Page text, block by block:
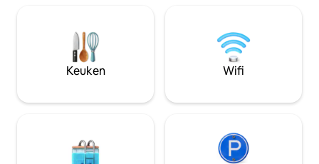
kruispunt over te steken om het witte
zand en de golven te bereiken, stap
gewoon uit je achterdeur naar twee co.
maaltijd op de patio🥙.
familiereünies,
vriendin,
omdat je een
Keuken Wifi